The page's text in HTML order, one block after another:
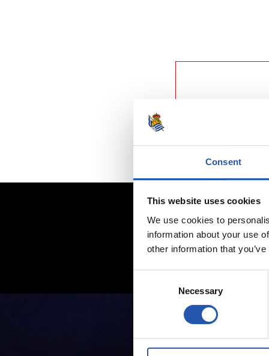
Consent
This website uses cookies
We use cookies to
information about your use
other information that
Necessary